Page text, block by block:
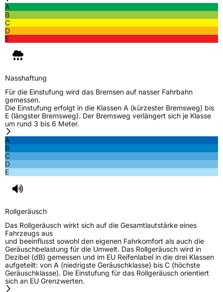
A
B
C
D
E
Nasshaftung
Für die Einstufung wird das Bremsen auf nasser Fahrbahn
gemessen.
Die Einstufung erfolgt in die Klassen A (kürzester Bremsweg) bis
E (längster Bremsweg). Der Bremsweg verlängert sich je Klasse
um rund 3 bis 6 Meter.
A
B
C
D
E
Rollgeräusch
Das Rollgeräusch wirkt sich auf die Gesamtlautstärke eines
Fahrzeugs aus
und beeinflusst sowohl den eigenen Fahrkomfort als auch die
Geräuschbelastung für die Umwelt. Das Rollgeräusch wird in
Dezibel (dB) gemessen und im EU Reifenlabel in die drei Klassen
aufgeteilt: von A (niedrigste Geräuschklasse) bis C (höchste
Geräuschklasse). Die Einstufung für das Rollgeräusch orientiert
sich an EU Grenzwerten.